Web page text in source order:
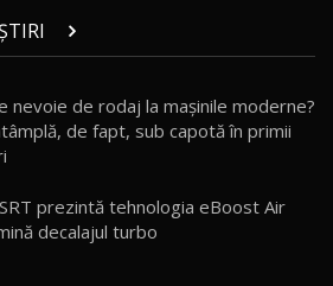
care face lumea să se întoarcă după el
nevoie de rodaj la mașinile moderne?
de fapt, sub capotă în primii
prezintă tehnologia eBoost Air
decalajul turbo